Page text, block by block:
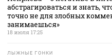
абстрагироваться и знать,
точно не для злобных
занимаешься»
18 июля 17:25
ЛЫЖНЫЕ ГОНКИ